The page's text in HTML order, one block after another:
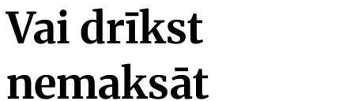
Vai drīkst
nemaksāt